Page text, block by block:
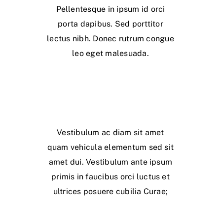
Pellentesque in ipsum id orci
porta dapibus. Sed porttitor
lectus nibh. Donec rutrum congue
leo eget malesuada.
Vestibulum ac diam sit amet
quam vehicula elementum sed sit
amet dui. Vestibulum ante ipsum
primis in faucibus orci luctus et
ultrices posuere cubilia Curae;